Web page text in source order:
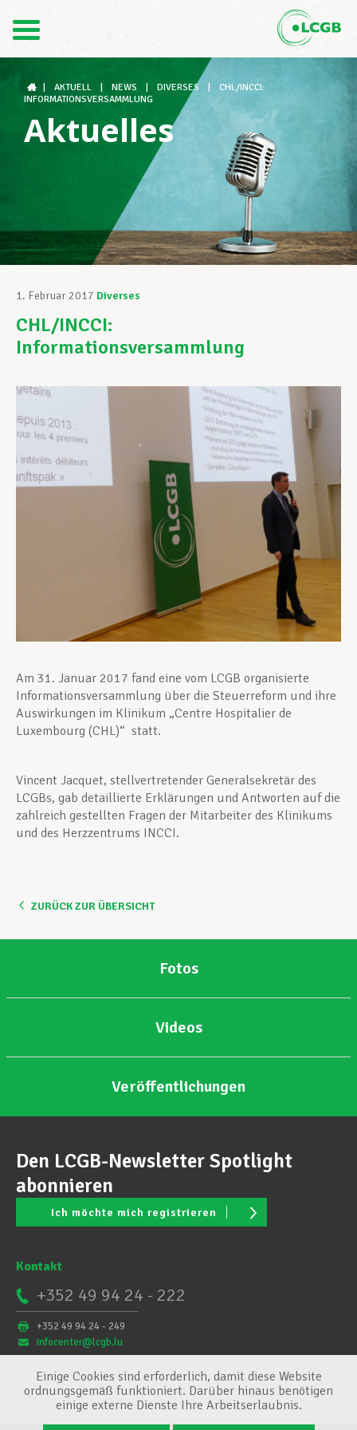
FR
Der LCGB
Gewerkschaftsstrukturen
Unterstützung im Arbeitsalltag
Ihre Rechte
Unterstützung im Privatleben
Berufliche Weiterentwicklung
Mitglied werden
AKTUELL NEWS DIVERSES
CHL/INCCI:
INFORMATIONSVERSAMMLUNG
Aktuelles
1. Februar 2017 Diverses
CHL/INCCI:
Informationsversammlung
Am 31. Januar 2017 fand eine vom LCGB organisierte
Informationsversammlung über die Steuerreform und ihre
Auswirkungen im Klinikum „Centre Hospitalier de
Luxembourg (CHL)“ statt.
Vincent Jacquet, stellvertretender Generalsekretär des
LCGBs, gab detaillierte Erklärungen und Antworten auf die
zahlreich gestellten Fragen der Mitarbeiter des Klinikums
und des Herzzentrums INCCI.
ZURÜCK ZUR ÜBERSICHT
Fotos
Videos
Veröffentlichungen
Den LCGB-Newsletter Spotlight
abonnieren
Ich möchte mich registrieren
Kontakt
+352 49 94 24 - 222
+352 49 94 24 - 249
infocenter@lcgb.lu
Einige Cookies sind erforderlich, damit diese Website
ordnungsgemäß funktioniert. Darüber hinaus benötigen
einige externe Dienste Ihre Arbeitserlaubnis.